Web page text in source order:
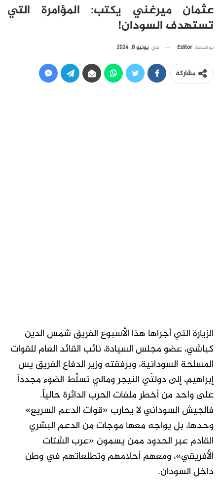
عثمان ميرغني يكتب: المؤامرة التي
تستهدف السودان!
بواسطة Editor في يونيو 8, 2024
مشاركة
الزيارة التي أجراها هذا الأسبوع الفريق شمس الدين
كباشي، عضو مجلس السيادة، نائب القائد العام للقوات
المسلحة السودانية، وبرفقته وزير الدفاع الفريق يس
إبراهيم، إلى دولتَي النيجر ومالي تسلِّط الضوء مجدداً
على واحد من أخطر ملفات الحرب الدائرة حالياً.
فالجيش السوداني لا يحارب «قوات الدعم السريع»
وحدها، بل يواجه معها موجات من الدعم البشري
القادم عبر الحدود ممن يسمون «عرب الشتات
الأفريقي»، ومعهم أحلامهم وتطلعاتهم في وطن
داخل السودان.